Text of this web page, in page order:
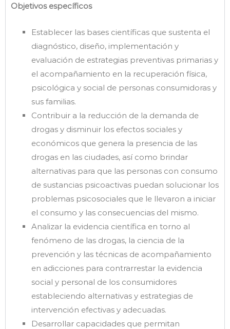
Objetivos específicos
Establecer las bases científicas que sustenta el
diagnóstico, diseño, implementación y
evaluación de estrategias preventivas primarias y
el acompañamiento en la recuperación física,
psicológica y social de personas consumidoras y
sus familias.
Contribuir a la reducción de la demanda de
drogas y disminuir los efectos sociales y
económicos que genera la presencia de las
drogas en las ciudades, así como brindar
alternativas para que las personas con consumo
de sustancias psicoactivas puedan solucionar los
problemas psicosociales que le llevaron a iniciar
el consumo y las consecuencias del mismo.
Analizar la evidencia científica en torno al
fenómeno de las drogas, la ciencia de la
prevención y las técnicas de acompañamiento
en adicciones para contrarrestar la evidencia
social y personal de los consumidores
estableciendo alternativas y estrategias de
intervención efectivas y adecuadas.
Desarrollar capacidades que permitan